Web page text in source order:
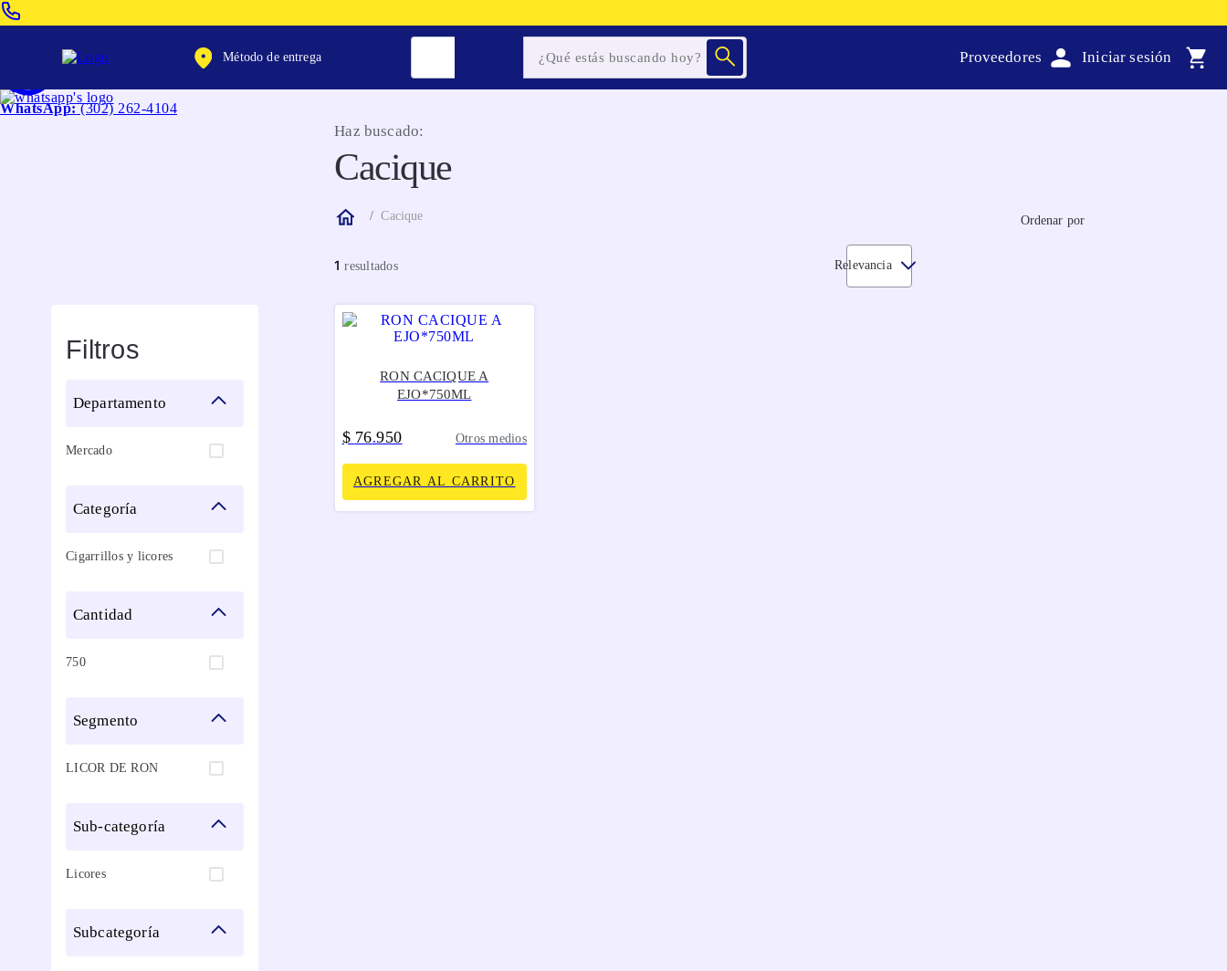
WhatsApp: (302) 262-4104
Método de entrega Proveedores
Haz buscado:
Cacique
Cacique Ordenar por
1 Relevancia
Filtros
departamento
Mercado
categoría
Cigarrillos y licores
cantidad
750
segmento
LICOR DE RON
sub-categoría
Licores
subcategoría
RON CACIQUE A
EJO*750ML
$ 76.950 Otros medios
AGREGAR AL CARRITO